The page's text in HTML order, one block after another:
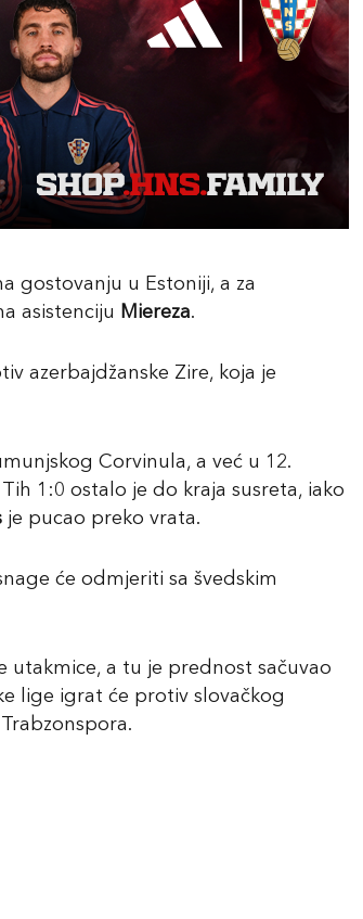
gostovanju u Estoniji, a za
asistenciju Miereza.
azerbajdžanske Zire, koja je
Corvinula, a već u 12.
Tih 1:0 ostalo je do kraja susreta, iako
je pucao preko vrata.
će odmjeriti sa švedskim
utakmice, a tu je prednost sačuvao
lige igrat će protiv slovačkog
Trabzonspora.